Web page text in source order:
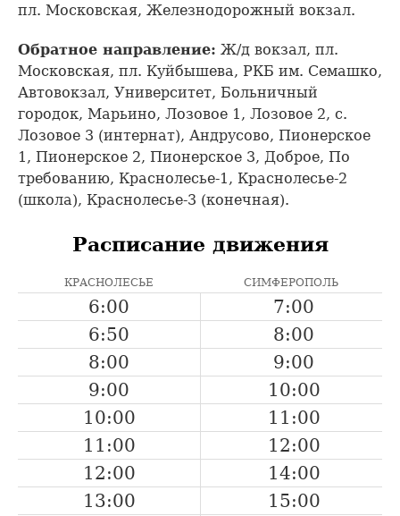
пл. Московская, Железнодорожный вокзал.
Обратное направление: Ж/д вокзал, пл.
Московская, пл. Куйбышева, РКБ им. Семашко,
Автовокзал, Университет, Больничный
городок, Марьино, Лозовое 1, Лозовое 2, с.
Лозовое 3 (интернат), Андрусово, Пионерское
1, Пионерское 2, Пионерское 3, Доброе, По
требованию, Краснолесье-1, Краснолесье-2
(школа), Краснолесье-3 (конечная).
Расписание движения
КРАСНОЛЕСЬЕ СИМФЕРОПОЛЬ
6:00
7:00
6:50
8:00
8:00
9:00
9:00
10:00
10:00
11:00
11:00
12:00
12:00
14:00
13:00
15:00